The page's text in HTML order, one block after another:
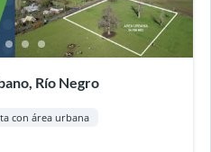
Río Negro
con área urbana